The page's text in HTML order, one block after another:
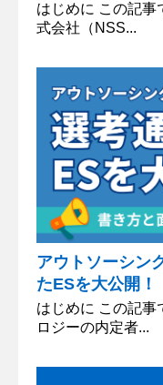
はじめに この記事
式会社（NSS...
アウトソーシン
たESを大公開！
はじめに この記事
ロジーの内定者...